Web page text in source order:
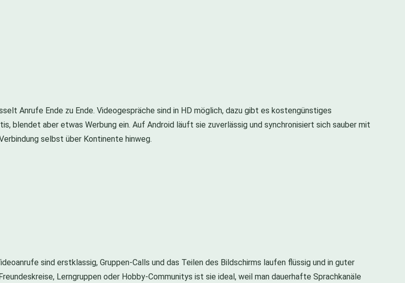
Anrufe Ende zu Ende. Videogespräche sind in HD möglich, dazu gibt es kostengünstiges
blendet aber etwas Werbung ein. Auf Android läuft sie zuverlässig und synchronisiert sich sauber mit
selbst über Kontinente hinweg.
sind erstklassig, Gruppen-Calls und das Teilen des Bildschirms laufen flüssig und in guter
Lerngruppen oder Hobby-Communitys ist sie ideal, weil man dauerhafte Sprachkanäle